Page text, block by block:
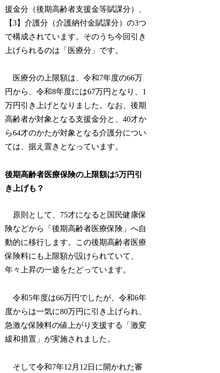
援金分（後期高齢者支援金等賦課分）、
【3】介護分（介護納付金賦課分）の3つ
で構成されています。そのうち今回引き
上げられるのは「医療分」です。
医療分の上限額は、令和7年度の66万
円から、令和8年度には67万円となり、1
万円引き上げとなりました。なお、後期
高齢者が対象となる支援金分と、40才か
ら64才のかたが対象となる介護分につい
ては、据え置きとなっています。
後期高齢者医療保険の上限額は5万円引
き上げも？
原則として、75才になると国民健康保
険などから「後期高齢者医療保険」へ自
動的に移行します。この後期高齢者医療
保険料にも上限額が設けられていて、
年々上昇の一途をたどっています。
令和5年度は66万円でしたが、令和6年
度からは一気に80万円に引き上げられ、
急激な保険料の値上がり支援する「激変
緩和措置」が実施されました。
そして令和7年12月12日に開かれた審